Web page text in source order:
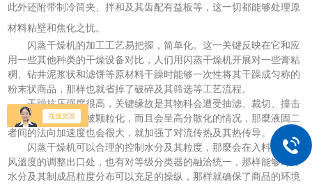
此外还附带制冷筒夹、拌和及其齿配有益板等，这一切都能够处理原
材料粘壁和焦化之忧。
闪蒸干燥机的加工工艺易把握，简单化。这一关键反映在它和应
用一些其他种类的干燥设备对比，人们用闪蒸干燥机开展对一些膏粘
稠、钻井泥浆状和滤饼等原材料干躁时能够一次性将其干躁成匀称的
粉末状商品，那样也就省掉了破碎及其筛选等工艺流程。
干躁抗压强度很高，关键缘故是其物科会遭受抽滤、裁切、撞击
及其摩擦而造成其被颗粒化，而且会呈高分散化的情况，那麼液固二
者间的法向加速度也会很大，就加强了对流传热及其热传导。
闪蒸干燥机可以合理的控制水分及其粒度，那麼会在入料及其暖
风溫度的调整出口处，也有对等级分类器的融洽统一，那样能够对终
水分及其制成品粒度分布可以充足的操纵，那样就确保了商品的环境